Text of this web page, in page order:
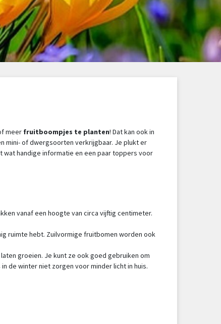
meer fruitboompjes te planten! Dat kan ook in
mini- of dwergsoorten verkrijgbaar. Je plukt er
wat handige informatie en een paar toppers voor
vanaf een hoogte van circa vijftig centimeter.
ruimte hebt. Zuilvormige fruitbomen worden ook
groeien. Je kunt ze ook goed gebruiken om
de winter niet zorgen voor minder licht in huis.